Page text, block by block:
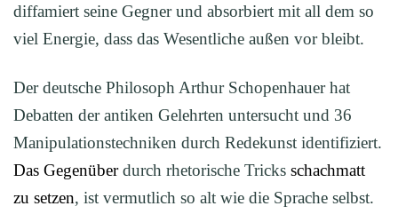
diffamiert seine Gegner und absorbiert mit all dem so
viel Energie, dass das Wesentliche außen vor bleibt.
Der deutsche Philosoph Arthur Schopenhauer hat
Debatten der antiken Gelehrten untersucht und 36
Manipulationstechniken durch Redekunst identifiziert.
Das Gegenüberdurch rhetorische Tricks schachmatt
zu setzen, ist vermutlich so alt wie die Sprache selbst.